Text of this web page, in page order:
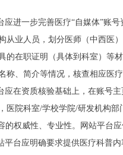
应进一步完善医疗“自媒体”账
从业人员，划分医师（中西医
的在职证明（具体到科室）等
称、简介等情况，核查相应医
应在资质核验基础上，在账号
医院科室/学校学院/研发机构部
的权威性、专业性。网站平台
平台应明确要求提供医疗科普内